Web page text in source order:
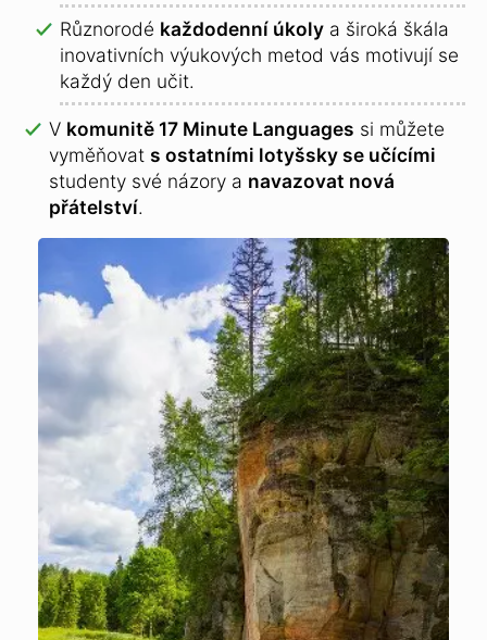
Různorodé každodenní úkoly a široká škála
inovativních výukových metod vás motivují se
každý den učit.
V komunitě 17 Minute Languages si můžete
vyměňovat s ostatními lotyšsky se učícími
studenty své názory a navazovat nová
přátelství.